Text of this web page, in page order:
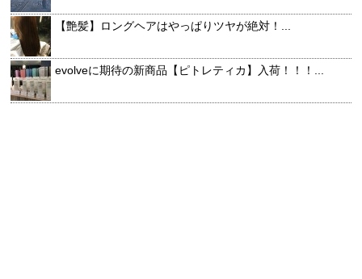
【艶髪】ロングヘアはやっぱりツヤが絶対！...
evolveに期待の新商品【ピトレティカ】入荷！！！...